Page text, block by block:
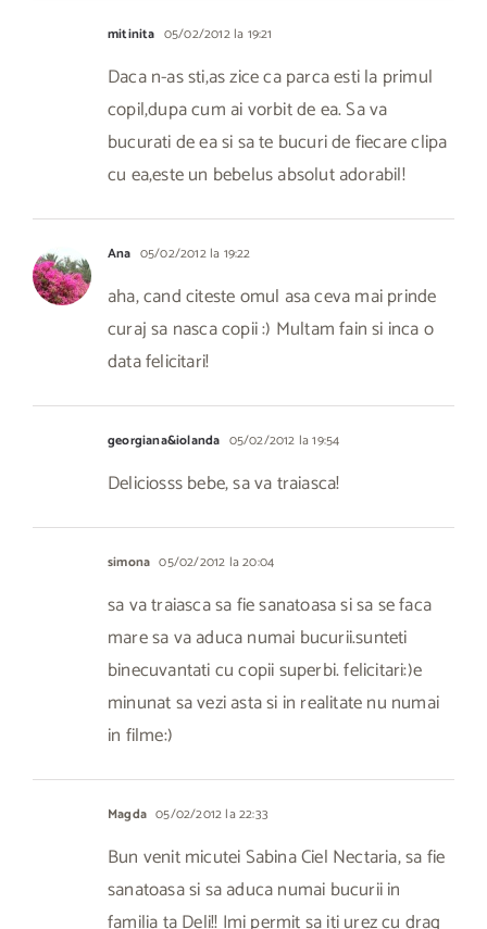
mitinita 05/02/2012 la 19:21
Daca n-as sti,as zice ca parca esti la primul
copil,dupa cum ai vorbit de ea. Sa va
bucurati de ea si sa te bucuri de fiecare clipa
cu ea,este un bebelus absolut adorabil!
Ana 05/02/2012 la 19:22
aha, cand citeste omul asa ceva mai prinde
curaj sa nasca copii :) Multam fain si inca o
data felicitari!
georgiana&iolanda 05/02/2012 la 19:54
Deliciosss bebe, sa va traiasca!
simona 05/02/2012 la 20:04
sa va traiasca sa fie sanatoasa si sa se faca
mare sa va aduca numai bucurii.sunteti
binecuvantati cu copii superbi. felicitari:)e
minunat sa vezi asta si in realitate nu numai
in filme:)
Magda 05/02/2012 la 22:33
Bun venit micutei Sabina Ciel Nectaria, sa fie
sanatoasa si sa aduca numai bucurii in